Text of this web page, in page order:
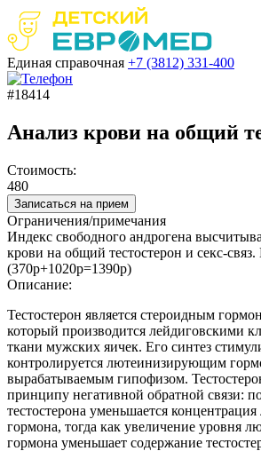
Единая справочная +7 (3812) 331-400
#18414
Анализ крови на общий
Стоимость:
480
Записаться на прием
Ограничения/примечания
Индекс свободного андрогена
крови на общий тестостерон и секс-связ.
(370р+1020р=1390р)
Описание:
Тестостерон является стероидным
который производится лейдиговскими
ткани мужских яичек. Его синтез
контролируется лютеинизирующим
вырабатываемым гипофизом.
принципу негативной обратной связи:
тестостерона уменьшается
гормона, тогда как увеличение уровня
гормона уменьшает содержание